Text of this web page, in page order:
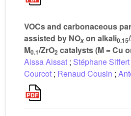
VOCs and carbonaceous
assisted by NOx on alkali0.15
M0.1/ZrO2 catalysts (M = Cu
Aissa Aissat ; Stéphane Siffert
Courcot ; Renaud Cousin ;